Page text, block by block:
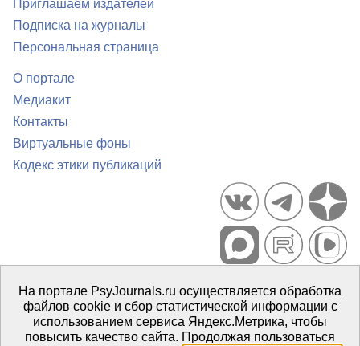
Приглашаем издателей
Подписка на журналы
Персональная страница
О портале
Медиакит
Контакты
Виртуальные фоны
Кодекс этики публикаций
Портал психологических изданий PsyJournals.ru, 2007–2026
Правила использования материалов
Свидетельство регистрации СМИЭл № ФС77-66447 от 14 июля
2016 г.
На портале PsyJournals.ru осуществляется обработка
файлов cookie и сбор статистической информации с
использованием сервиса Яндекс.Метрика, чтобы
повысить качество сайта. Продолжая пользоваться